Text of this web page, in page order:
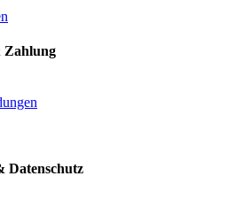
Zahlung
Datenschutz